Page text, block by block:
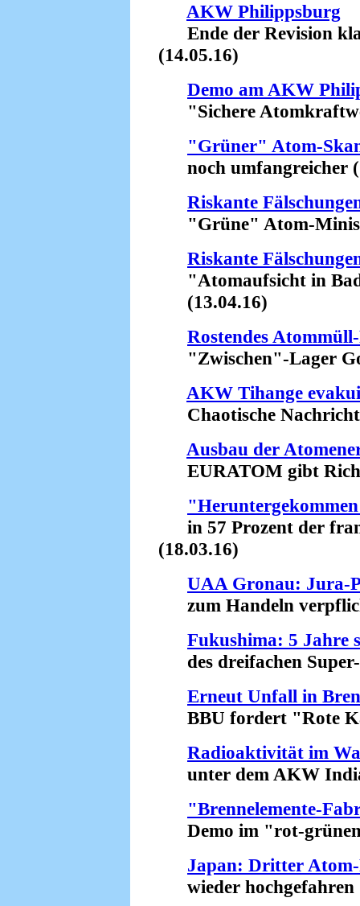
AKW Philippsburg
Ende der Revision
(14.05.16)
Demo am AKW
"Sichere
"Grüner" Atom-
noch umfangreicher
Riskante
"Grüne" Atom-
Riskante
"Atomaufsicht in
(13.04.16)
Rostendes
"Zwischen"-Lager
AKW Tihange
Chaotische
Ausbau der
EURATOM gibt
in 57 Prozent der
(18.03.16)
UAA Gronau: Jura-
zum Handeln
Fukushima: 5 Jahre
des dreifachen
Erneut Unfall in
BBU fordert "Rote
Radioaktivität im
unter dem AKW
"Brennelemente-
Demo im "rot-
Japan: Dritter
wieder hochgefahren